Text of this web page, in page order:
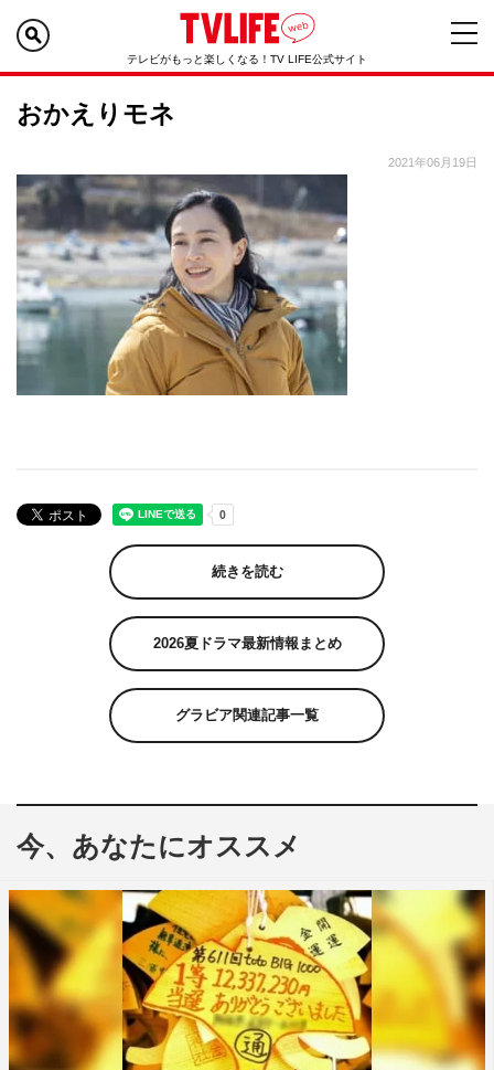
テレビがもっと楽しくなる！TV LIFE公式サイト
おかえりモネ
2021年06月19日
続きを読む
2026夏ドラマ最新情報まとめ
グラビア関連記事一覧
今、あなたにオススメ